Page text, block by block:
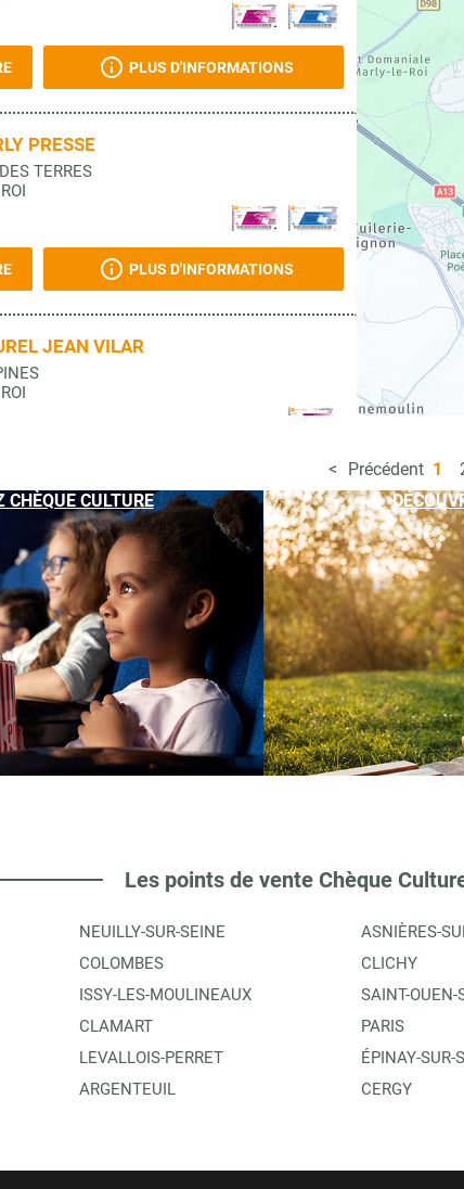
PLUS D'INFORMATIONS
PRESSE
TERRES
PLUS D'INFORMATIONS
JEAN VILAR
VILLE
PLUS D'INFORMATIONS
PLUS D'INFORMATIONS
EN LAYE
Précédent 1
CHÈQUE CULTURE
Les points de vente Chèque
NEUILLY-SUR-SEINE
COLOMBES
ISSY-LES-MOULINEAUX
CLAMART
LEVALLOIS-PERRET
ARGENTEUIL
ASNIÈRES-
CLICHY
SAINT-OUEN-
PARIS
ÉPINAY-SUR-
CERGY